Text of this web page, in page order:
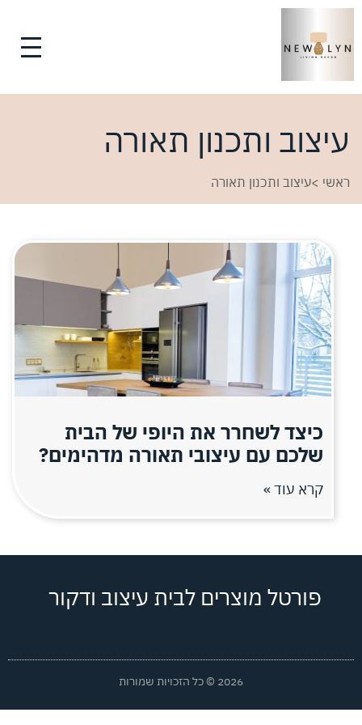
עיצוב ותכנון תאורה
ראשי >עיצוב ותכנון תאורה
כיצד לשחרר את היופי של הבית
שלכם עם עיצובי תאורה מדהימים?
קרא עוד »
פורטל מוצרים לבית עיצוב ודקור
2026 © כל הזכויות שמורות